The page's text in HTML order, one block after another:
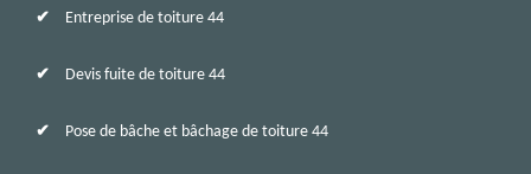
Entreprise de toiture 44
Devis fuite de toiture 44
Pose de bâche et bâchage de toiture 44